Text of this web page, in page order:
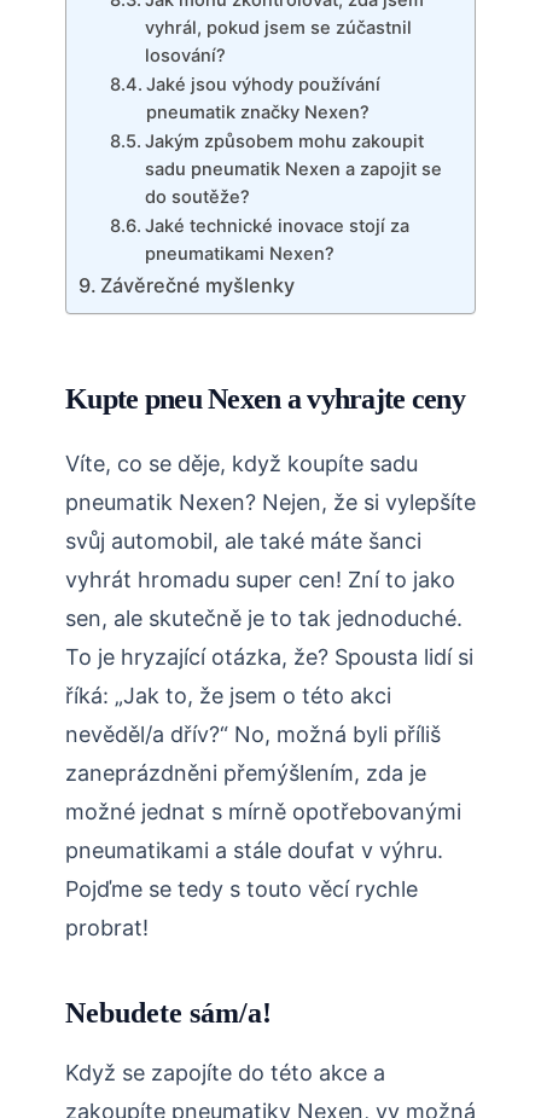
vyhrál, pokud jsem se zúčastnil
losování?
Jaké jsou výhody používání
pneumatik značky Nexen?
Jakým způsobem mohu zakoupit
sadu pneumatik Nexen a zapojit se
do soutěže?
Jaké technické inovace stojí za
pneumatikami Nexen?
Závěrečné myšlenky
Kupte pneu Nexen a vyhrajte ceny
Víte, co se děje, když koupíte sadu
pneumatik Nexen? Nejen, že si vylepšíte
svůj automobil, ale také máte šanci
vyhrát hromadu super cen! Zní to jako
sen, ale skutečně je to tak jednoduché.
To je hryzající otázka, že? Spousta lidí si
říká: „Jak to, že jsem o této akci
nevěděl/a dřív?“ No, možná byli příliš
zaneprázdněni přemýšlením, zda je
možné jednat s mírně opotřebovanými
pneumatikami a stále doufat v výhru.
Pojďme se tedy s touto věcí rychle
probrat!
Nebudete sám/a!
Když se zapojíte do této akce a
zakoupíte pneumatiky Nexen, vy možná